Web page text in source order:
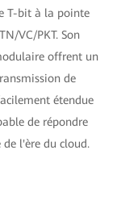
T-bit à la pointe
VC/PKT. Son
offrent un
de
étendue
de répondre
de l'ère du cloud.